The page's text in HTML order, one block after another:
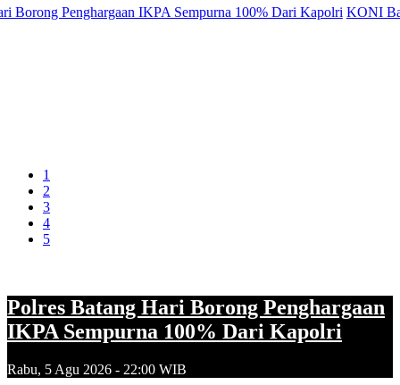
Penghargaan IKPA Sempurna 100% Dari Kapolri KONI
1
2
3
4
5
Polres Batang Hari Borong Penghargaan
IKPA Sempurna 100% Dari Kapolri
Rabu, 5 Agu 2026 - 22:00 WIB